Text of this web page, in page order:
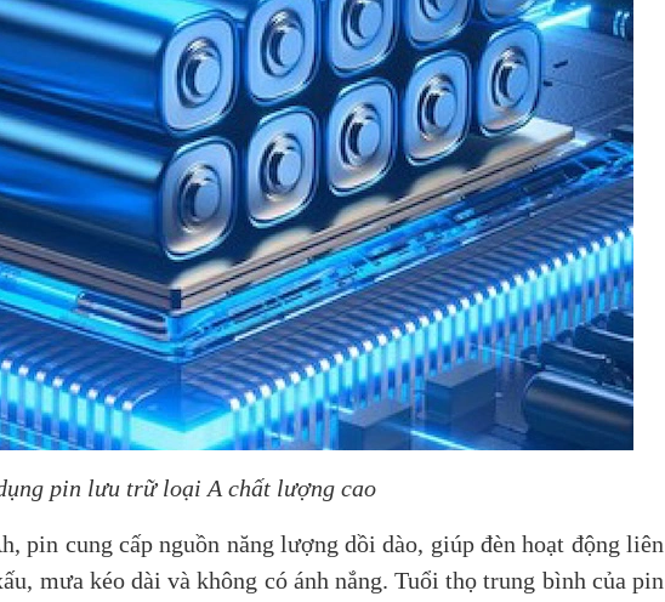
pin lưu trữ loại A chất lượng cao
pin cung cấp nguồn năng lượng dồi dào, giúp đèn hoạt động liên
mưa kéo dài và không có ánh nắng. Tuổi thọ trung bình của pin